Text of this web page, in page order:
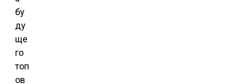
бу
ду
ще
го
топ
ов